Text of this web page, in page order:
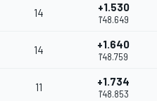
14 +1.530
1'48.649
14 +1.640
1'48.759
11 +1.734
1'48.853